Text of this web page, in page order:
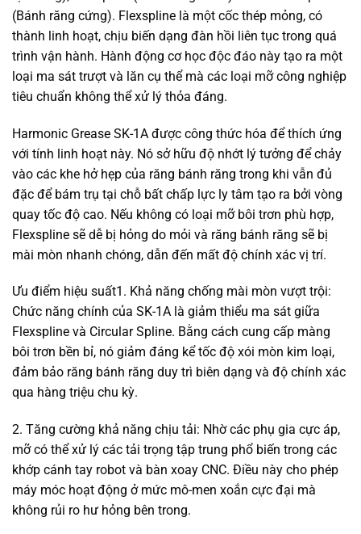
(Bánh răng cứng). Flexspline là một cốc thép mỏng, có
thành linh hoạt, chịu biến dạng đàn hồi liên tục trong quá
trình vận hành. Hành động cơ học độc đáo này tạo ra một
loại ma sát trượt và lăn cụ thể mà các loại mỡ công nghiệp
tiêu chuẩn không thể xử lý thỏa đáng.
Harmonic Grease SK-1A được công thức hóa để thích ứng
với tính linh hoạt này. Nó sở hữu độ nhớt lý tưởng để chảy
vào các khe hở hẹp của răng bánh răng trong khi vẫn đủ
đặc để bám trụ tại chỗ bất chấp lực ly tâm tạo ra bởi vòng
quay tốc độ cao. Nếu không có loại mỡ bôi trơn phù hợp,
Flexspline sẽ dễ bị hỏng do mỏi và răng bánh răng sẽ bị
mài mòn nhanh chóng, dẫn đến mất độ chính xác vị trí.
Ưu điểm hiệu suất1. Khả năng chống mài mòn vượt trội:
Chức năng chính của SK-1A là giảm thiểu ma sát giữa
Flexspline và Circular Spline. Bằng cách cung cấp màng
bôi trơn bền bỉ, nó giảm đáng kể tốc độ xói mòn kim loại,
đảm bảo răng bánh răng duy trì biên dạng và độ chính xác
qua hàng triệu chu kỳ.
2. Tăng cường khả năng chịu tải: Nhờ các phụ gia cực áp,
mỡ có thể xử lý các tải trọng tập trung phổ biến trong các
khớp cánh tay robot và bàn xoay CNC. Điều này cho phép
máy móc hoạt động ở mức mô-men xoắn cực đại mà
không rủi ro hư hỏng bên trong.